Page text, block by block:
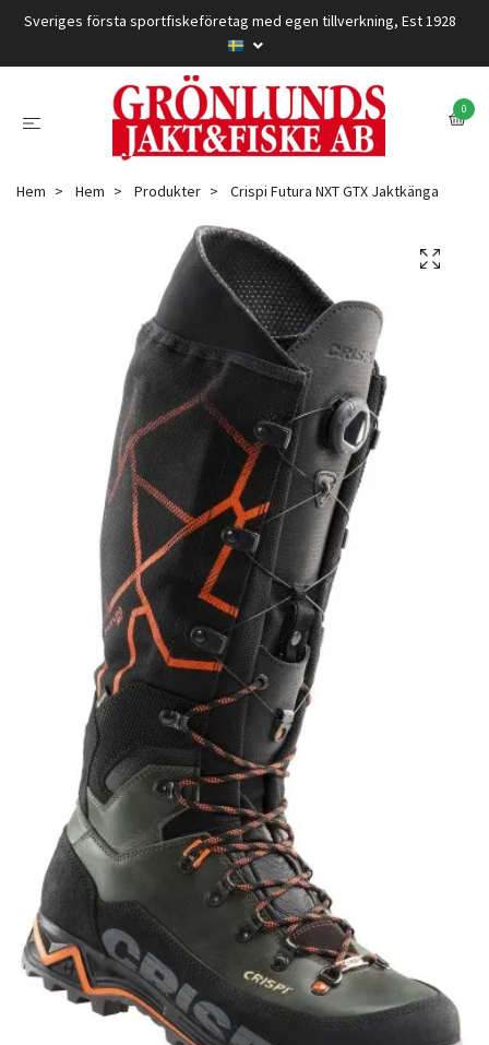
Sveriges första sportfiskeföretag med egen tillverkning, Est 1928
0
Hem Hem Produkter Crispi Futura NXT GTX Jaktkänga